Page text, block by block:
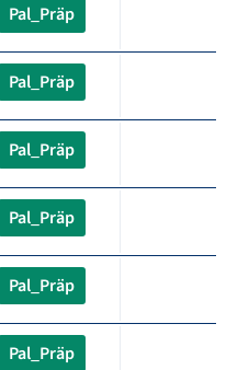
Pal_Präp
Pal_Präp
Pal_Präp
Pal_Präp
Pal_Präp
Pal_Präp